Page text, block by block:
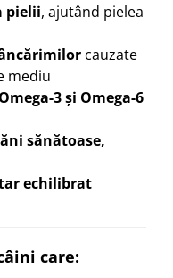
pielii, ajutând pielea
cauzate
mediu
3 și Omega-6
sănătoase,
echilibrat
care: